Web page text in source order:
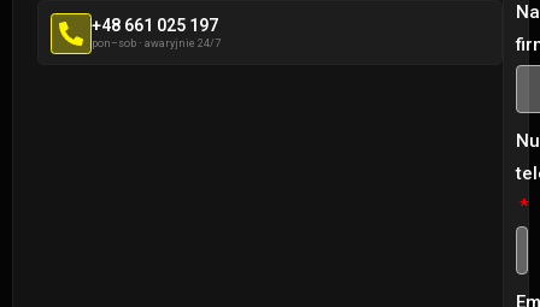
+48 661 025 197
pon–sob · awaryjnie 24/7